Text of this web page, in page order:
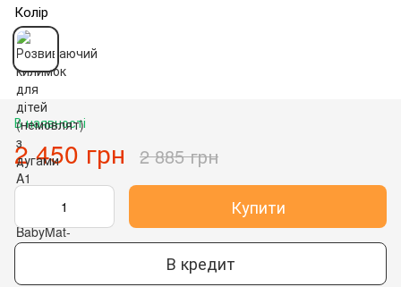
Колір
В наявності
2 450 грн 2 885 грн
Купити
В кредит